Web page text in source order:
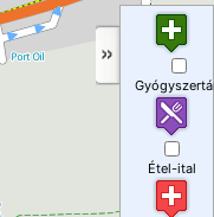
Étel-ital